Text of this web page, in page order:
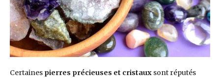
Certaines pierres précieuses et cristaux sont réputés